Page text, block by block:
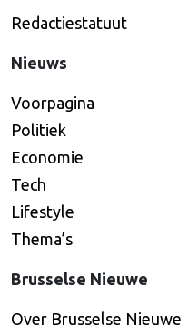
Redactiestatuut
Nieuws
Voorpagina
Politiek
Economie
Tech
Lifestyle
Thema’s
Brusselse Nieuwe
Over Brusselse Nieuwe